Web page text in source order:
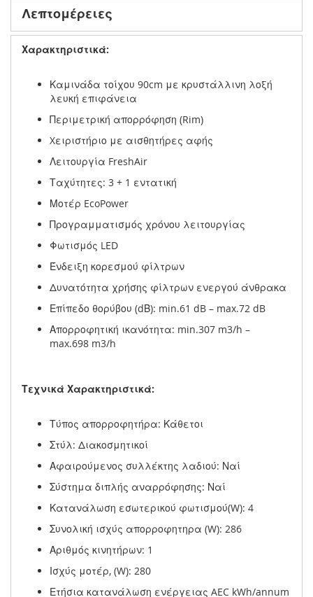
Λεπτομέρειες
Χαρακτηριστικά:
Καμινάδα τοίχου 90cm με κρυστάλλινη λοξή
λευκή επιφάνεια
Περιμετρική απορρόφηση (Rim)
Xειριστήριο με αισθητήρες αφής
Λειτουργία FreshAir
Ταχύτητες: 3 + 1 εντατική
Μοτέρ EcoPower
Προγραμματισμός χρόνου λειτουργίας
Φωτισμός LED
Ένδειξη κορεσμού φίλτρων
Δυνατότητα χρήσης φίλτρων ενεργού άνθρακα
Επίπεδο θορύβου (dΒ): min.61 dB – max.72 dB
Απορροφητική ικανότητα: min.307 m3/h –
max.698 m3/h
Τεχνικά Χαρακτηριστικά:
Τύπος απορροφητήρα: Κάθετοι
Στύλ: Διακοσμητικοί
Αφαιρούμενος συλλέκτης λαδιού: Ναί
Σύστημα διπλής αναρρόφησης: Ναί
Κατανάλωση εσωτερικού φωτισμού(W): 4
Συνολική ισχύς απορροφητηρα (W): 286
Αριθμός κινητήρων: 1
Ισχύς μοτέρ, (W): 280
Ετήσια κατανάλωση ενέργειας AEC kWh/annum